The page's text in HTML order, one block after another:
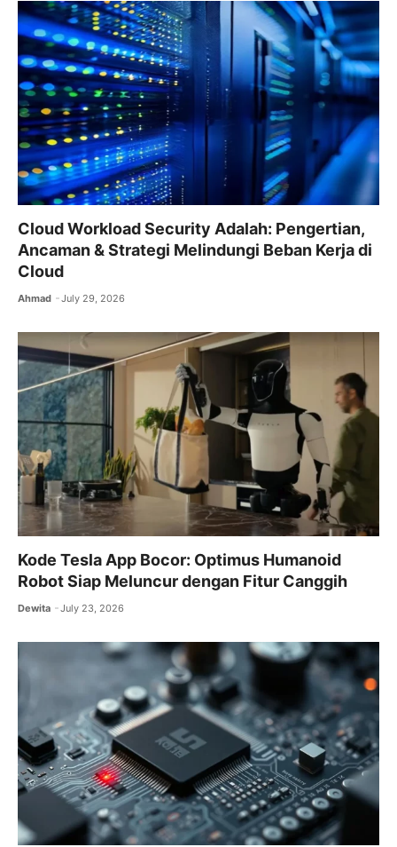
Cloud Workload Security Adalah: Pengertian,
Ancaman & Strategi Melindungi Beban Kerja di
Cloud
Ahmad July 29, 2026
Kode Tesla App Bocor: Optimus Humanoid
Robot Siap Meluncur dengan Fitur Canggih
Dewita July 23, 2026